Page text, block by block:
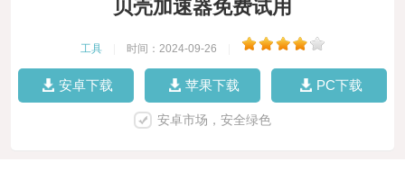
贝壳加速器免费试用
工具 时间：2024-09-26
安卓下载 苹果下载 PC下载
安卓市场，安全绿色